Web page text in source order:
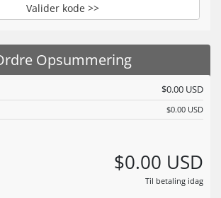
Valider kode >>
Opsummering
$0.00 USD
$0.00 USD
$0.00 USD
Til betaling idag